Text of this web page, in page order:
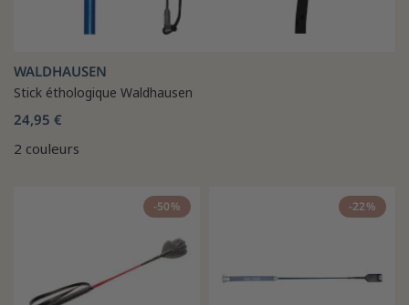
WALDHAUSEN
Stick éthologique Waldhausen
24,95 €
2 couleurs
-50% -22%